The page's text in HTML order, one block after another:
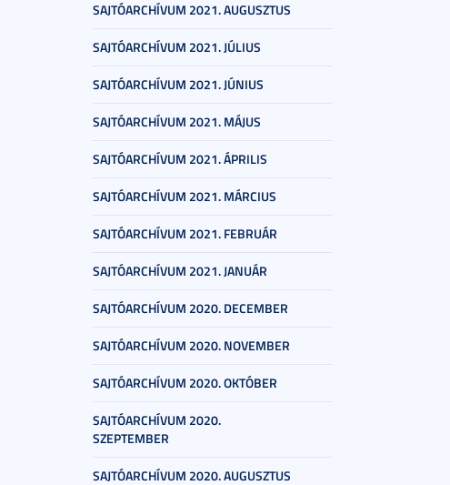
SAJTÓARCHÍVUM 2021. AUGUSZTUS
SAJTÓARCHÍVUM 2021. JÚLIUS
SAJTÓARCHÍVUM 2021. JÚNIUS
SAJTÓARCHÍVUM 2021. MÁJUS
SAJTÓARCHÍVUM 2021. ÁPRILIS
SAJTÓARCHÍVUM 2021. MÁRCIUS
SAJTÓARCHÍVUM 2021. FEBRUÁR
SAJTÓARCHÍVUM 2021. JANUÁR
SAJTÓARCHÍVUM 2020. DECEMBER
SAJTÓARCHÍVUM 2020. NOVEMBER
SAJTÓARCHÍVUM 2020. OKTÓBER
SAJTÓARCHÍVUM 2020.
SZEPTEMBER
SAJTÓARCHÍVUM 2020. AUGUSZTUS